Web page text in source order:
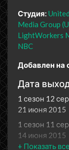
Студия:
Media Group
LightWorkers
NBC
Добавлен на
Дата
1 сезон 12
21 июня 2015
1 сезон 11
14 июня 2015